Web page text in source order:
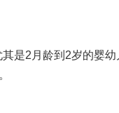
是2月龄到2岁的婴幼